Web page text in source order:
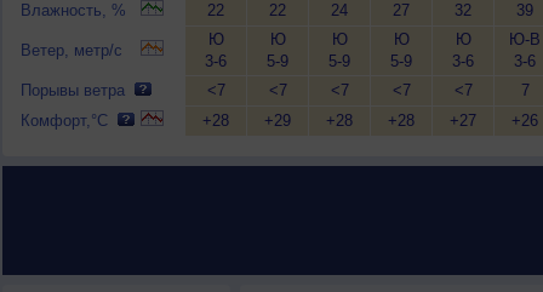
Влажность, %
Ветер, метр/с
Порывы ветра
Комфорт,°C
22
Ю
3-6
<7
+28
22
Ю
5-9
<7
+29
24
Ю
5-9
<7
+28
27
Ю
5-9
<7
+28
32
Ю
3-6
<7
+27
39
Ю-В
3-6
7
+26